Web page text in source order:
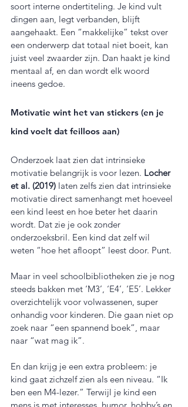
soort interne ondertiteling. Je kind vult
dingen aan, legt verbanden, blijft
aangehaakt. Een “makkelijke” tekst over
een onderwerp dat totaal niet boeit, kan
juist veel zwaarder zijn. Dan haakt je kind
mentaal af, en dan wordt elk woord
ineens gedoe.
Motivatie wint het van stickers (en je
kind voelt dat feilloos aan)
Onderzoek laat zien dat intrinsieke
motivatie belangrijk is voor lezen. Locher
et al. (2019) laten zelfs zien dat intrinsieke
motivatie direct samenhangt met hoeveel
een kind leest en hoe beter het daarin
wordt. Dat zie je ook zonder
onderzoeksbril. Een kind dat zelf wil
weten “hoe het afloopt” leest door. Punt.
Maar in veel schoolbibliotheken zie je nog
steeds bakken met ‘M3’, ‘E4’, ‘E5’. Lekker
overzichtelijk voor volwassenen, super
onhandig voor kinderen. Die gaan niet op
zoek naar “een spannend boek”, maar
naar “wat mag ik”.
En dan krijg je een extra probleem: je
kind gaat zichzelf zien als een niveau. “Ik
ben een M4-lezer.” Terwijl je kind een